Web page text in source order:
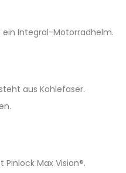
ein Integral-Motorradhelm.
aus Kohlefaser.
Max Vision®.